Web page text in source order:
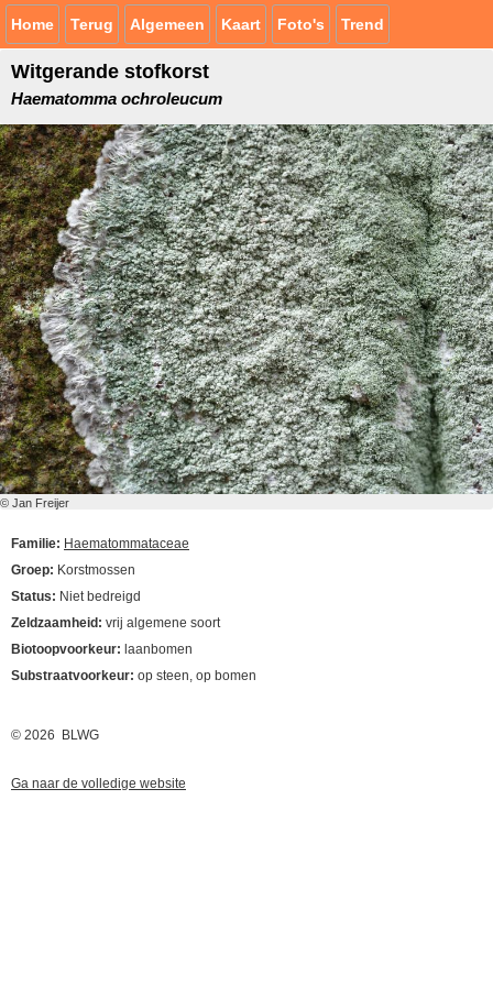
Home Terug Algemeen Kaart Foto's Trend
Witgerande stofkorst
Haematomma ochroleucum
© Jan Freijer
Familie: Haematommataceae
Groep: Korstmossen
Status: Niet bedreigd
Zeldzaamheid: vrij algemene soort
Biotoopvoorkeur: laanbomen
Substraatvoorkeur: op steen, op bomen
© 2026 BLWG
Ga naar de volledige website